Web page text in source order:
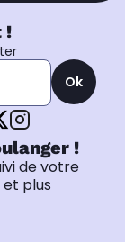
!
Ok
!
de votre
plus